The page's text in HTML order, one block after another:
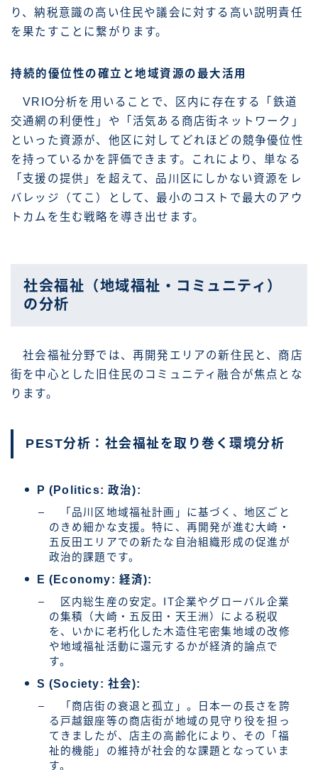
り、納税意識の高い住民や議会に対する高い説明責任
を果たすことに繋がります。
持続的優位性の確立と地域資源の最大活用
VRIO分析を用いることで、区内に存在する「鉄道
交通網の利便性」や「活気ある商店街ネットワーク」
といった資源が、他区に対してどれほどの競争優位性
を持っているかを評価できます。これにより、単なる
「支援の提供」を超えて、品川区にしかない資源をレ
バレッジ（てこ）として、最小のコストで最大のアウ
トカムを生む戦略を導き出せます。
社会福祉（地域福祉・コミュニティ）
の分析
社会福祉分野では、再開発エリアの新住民と、商店
街を中心とした旧住民のコミュニティ融合が焦点とな
ります。
PEST分析：社会福祉を取り巻く環境分析
P (Politics: 政治):
「品川区地域福祉計画」に基づく、地区ごと
のきめ細かな支援。特に、再開発が進む大崎・
五反田エリアでの新たな自治組織形成の促進が
政治的課題です。
E (Economy: 経済):
区内総生産の安定。IT企業やグローバル企業
の集積（大崎・五反田・天王洲）による税収
を、いかに老朽化した木造住宅密集地域の改修
や地域福祉活動に還元するかが経済的論点で
す。
S (Society: 社会):
「商店街の衰退と孤立」。日本一の長さを誇
る戸越銀座等の商店街が地域の見守り役を担っ
てきましたが、店主の高齢化により、その「福
祉的機能」の維持が社会的な課題となっていま
す。